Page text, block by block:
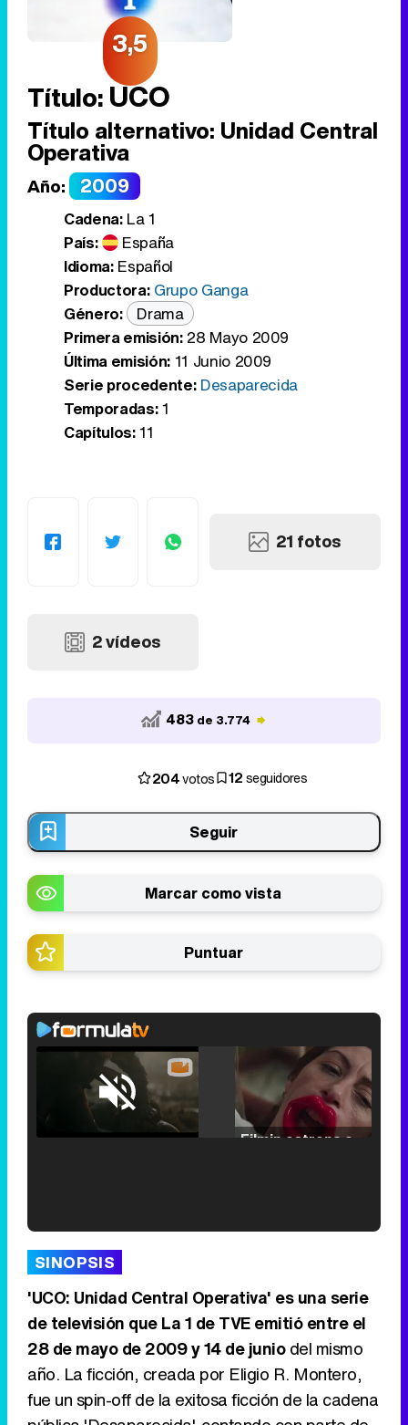
3,5
Título:UCO
Título alternativo: Unidad Central
Operativa
Año: 2009
Cadena:La 1
País:
España
Idioma: Español
Productora: Grupo Ganga
Género:
Drama
Primera emisión:28 Mayo 2009
Última emisión:11 Junio 2009
Serie procedente: Desaparecida
Temporadas:1
Capítulos:11
21 fotos
2 vídeos
483de 3.774
204votos 12seguidores
Seguir
Marcar como vista
Puntuar
Unmute /
Loaded
25.30%
Tráiler de '33 días', la nueva serie de Atresplayer con Julián Villagrán y José Manuel Poga
SINOPSIS
'UCO: Unidad Central Operativa' es una serie
de televisión que La 1 de TVE emitió entre el
28 de mayo de 2009 y 14 de juniodel mismo
año. La ficción, creada por Eligio R. Montero,
fue un spin-off de la exitosa ficción de la cadena